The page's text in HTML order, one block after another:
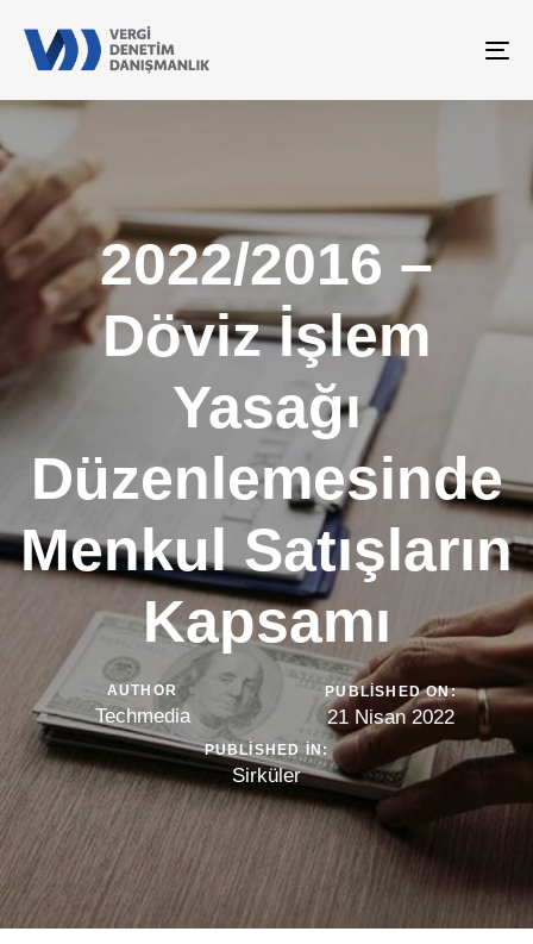
2022/2016 –
Döviz İşlem
Yasağı
Düzenlemesinde
Menkul Satışların
Kapsamı
AUTHOR
Techmedia
PUBLISHED ON:
21 Nisan 2022
PUBLISHED IN:
Sirküler